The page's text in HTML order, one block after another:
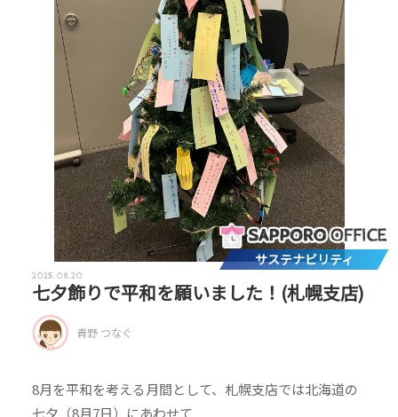
サステナビリティ
2025.08.20
七夕飾りで平和を願いました！(札幌支店)
青野 つなぐ
8月を平和を考える月間として、札幌支店では北海道の
七夕（8月7日）にあわせて